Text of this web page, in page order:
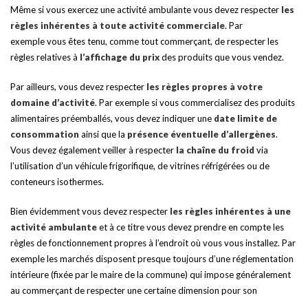
Même si vous exercez une activité ambulante vous devez respecter les
règles inhérentes à toute activité commerciale. Par
exemple vous êtes tenu, comme tout commerçant, de respecter les
règles relatives à l’affichage du prixdes produits que vous vendez.
Par ailleurs, vous devez respecter les règles propres à votre
domaine d’activité. Par exemple si vous commercialisez des produits
alimentaires préemballés, vous devez indiquer une date limite de
consommation ainsi que la présence éventuelle d’allergènes.
Vous devez également veiller à respecter la chaîne du froid via
l’utilisation d’un véhicule frigorifique, de vitrines réfrigérées ou de
conteneurs isothermes.
Bien évidemment vous devez respecter les règles inhérentes à une
activité ambulanteet à ce titre vous devez prendre en compte les
règles de fonctionnement propres à l’endroit où vous vous installez. Par
exemple les marchés disposent presque toujours d’une réglementation
intérieure (fixée par le maire de la commune) qui impose généralement
au commerçant de respecter une certaine dimension pour son